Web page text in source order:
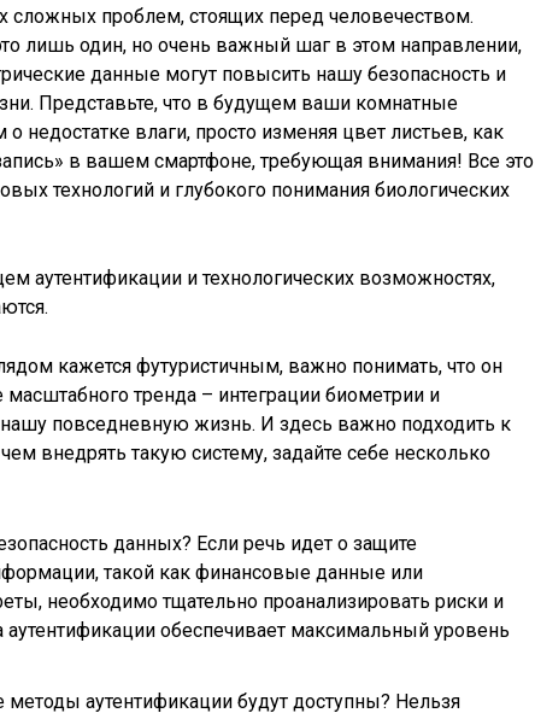
сложных проблем, стоящих перед человечеством.
лишь один, но очень важный шаг в этом направлении,
данные могут повысить нашу безопасность и
Представьте, что в будущем ваши комнатные
недостатке влаги, просто изменяя цвет листьев, как
в вашем смартфоне, требующая внимания! Все это
технологий и глубокого понимания биологических
аутентификации и технологических возможностях,
кажется футуристичным, важно понимать, что он
тренда – интеграции биометрии и
нашу повседневную жизнь. И здесь важно подходить к
внедрять такую систему, задайте себе несколько
данных? Если речь идет о защите
такой как финансовые данные или
необходимо тщательно проанализировать риски и
аутентификации обеспечивает максимальный уровень
методы аутентификации будут доступны? Нельзя